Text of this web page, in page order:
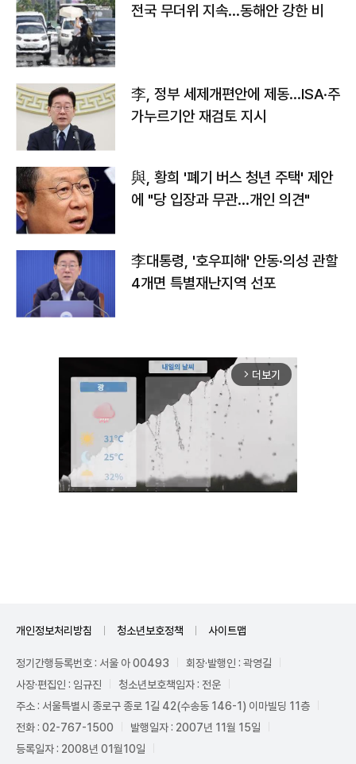
전국 무더위 지속…동해안 강한 비
李, 정부 세제개편안에 제동…ISA·주
가누르기안 재검토 지시
與, 황희 '폐기 버스 청년 주택' 제안
에 "당 입장과 무관…개인 의견"
李대통령, '호우피해' 안동·의성 관할
4개면 특별재난지역 선포
arrow_forward_ios 더보기
개인정보처리방침 청소년보호정책 사이트맵
정기간행등록번호 : 서울 아 00493
회장·발행인 : 곽영길
사장·편집인 : 임규진
청소년보호책임자 : 전운
주소 : 서울특별시 종로구 종로 1길 42(수송동 146-1) 이마빌딩 11층
전화 : 02-767-1500
발행일자 : 2007년 11월 15일
등록일자 : 2008년 01월10일